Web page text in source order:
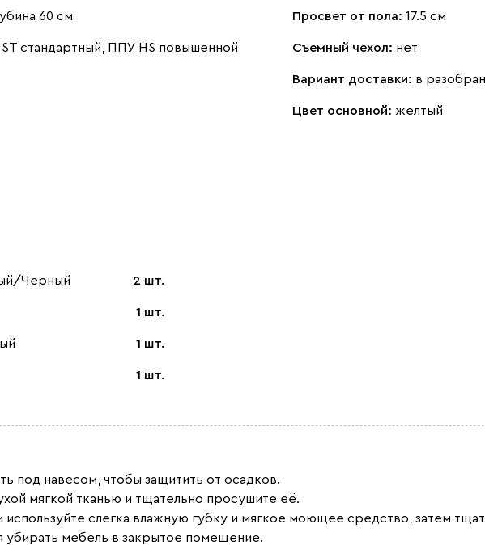
60 см
стандартный, ППУ HS повышенной
Просвет от пола: 17.5 см
Съемный чехол: нет
Вариант доставки: в
Цвет основной: желтый
Черный 2 шт.
1 шт.
1 шт.
1 шт.
под навесом, чтобы защитить от осадков.
мягкой тканью и тщательно просушите её.
используйте слегка влажную губку и мягкое моющее средство, затем
убирать мебель в закрытое помещение.